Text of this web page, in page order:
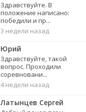
Здравствуйте. В
положение написано:
победили и пр...
3 недели назад
Юрий
Здравствуйте, такой
вопрос. Проходили
соревновани...
4 недели назад
Латынцев Сергей